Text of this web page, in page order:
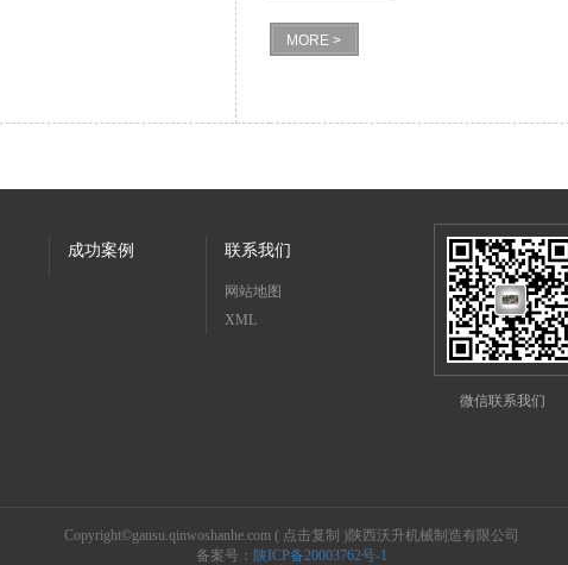
MORE >
成功案例 联系我们
网站地图
XML
微信联系我们
Copyright©gansu.qinwoshanhe.com( 点击复制 )陕西沃升机械制造有限公司
备案号： 陕ICP备20003762号-1